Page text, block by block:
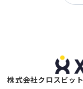
株式会社クロスビット